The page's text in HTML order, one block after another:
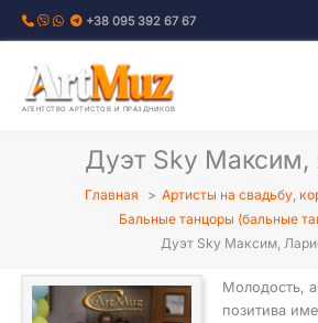
Перейти
+38 095 392 67 67
АГЕНТСТВО АРТИСТОВ И ПРАЗДНИКОВ
Дуэт Sky Максим,
Главная
Артисты на свадьбу,
Бальные танцоры (бальные
Дуэт Sky Максим,
Молодость,
позитива